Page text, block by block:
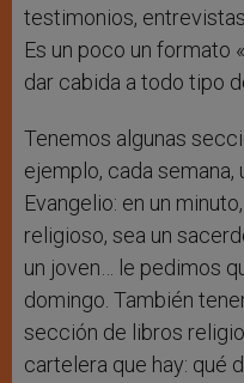
testimonios,
Es un poco un formato
dar cabida a todo tipo
Tenemos algunas
ejemplo, cada semana,
Evangelio: en un
religioso, sea un
un joven… le pedimos
domingo. También
sección de libros
cartelera que hay: qué